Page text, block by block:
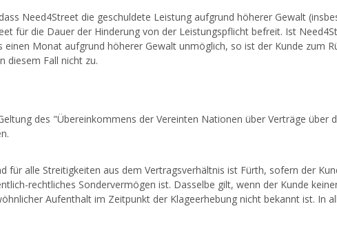
Need4Street die geschuldete Leistung aufgrund höherer Gewalt
für die Dauer der Hinderung von der Leistungspflicht befreit. Ist
einen Monat aufgrund höherer Gewalt unmöglich, so ist der Kunde zum
diesem Fall nicht zu.
des "Übereinkommens der Vereinten Nationen über Verträge über
für alle Streitigkeiten aus dem Vertragsverhältnis ist Fürth, sofern der
rechtliches Sondervermögen ist. Dasselbe gilt, wenn der Kunde
Aufenthalt im Zeitpunkt der Klageerhebung nicht bekannt ist. In